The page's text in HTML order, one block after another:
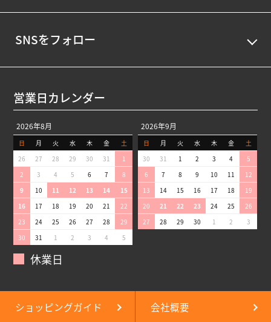
SNSをフォロー
営業日カレンダー
2026年8月
日 月 火 水 木 金
土
26
27 28 29 30 31
1
2
3 4 5 6 7
8
9
10 11 12 13 14
15
16
17 18 19 20 21
22
23
24 25 26 27 28
29
30
31 1 2 3 4 5
2026年9月
日 月 火 水 木 金
土
30
31 1 2 3 4
5
6
7 8 9 10 11
12
13
14 15 16 17 18
19
20
21 22 23 24 25
26
27
28 29 30 1 2 3
休業日
ショッピングガイド 会社概要